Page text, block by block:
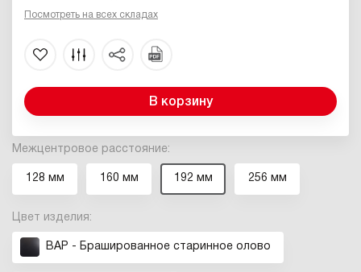
Межцентровое расстояние:
128 мм 160 мм 192 мм 256 мм
Цвет изделия:
BAP - Брашированное старинное олово
Посмотреть на всех складах
В корзину